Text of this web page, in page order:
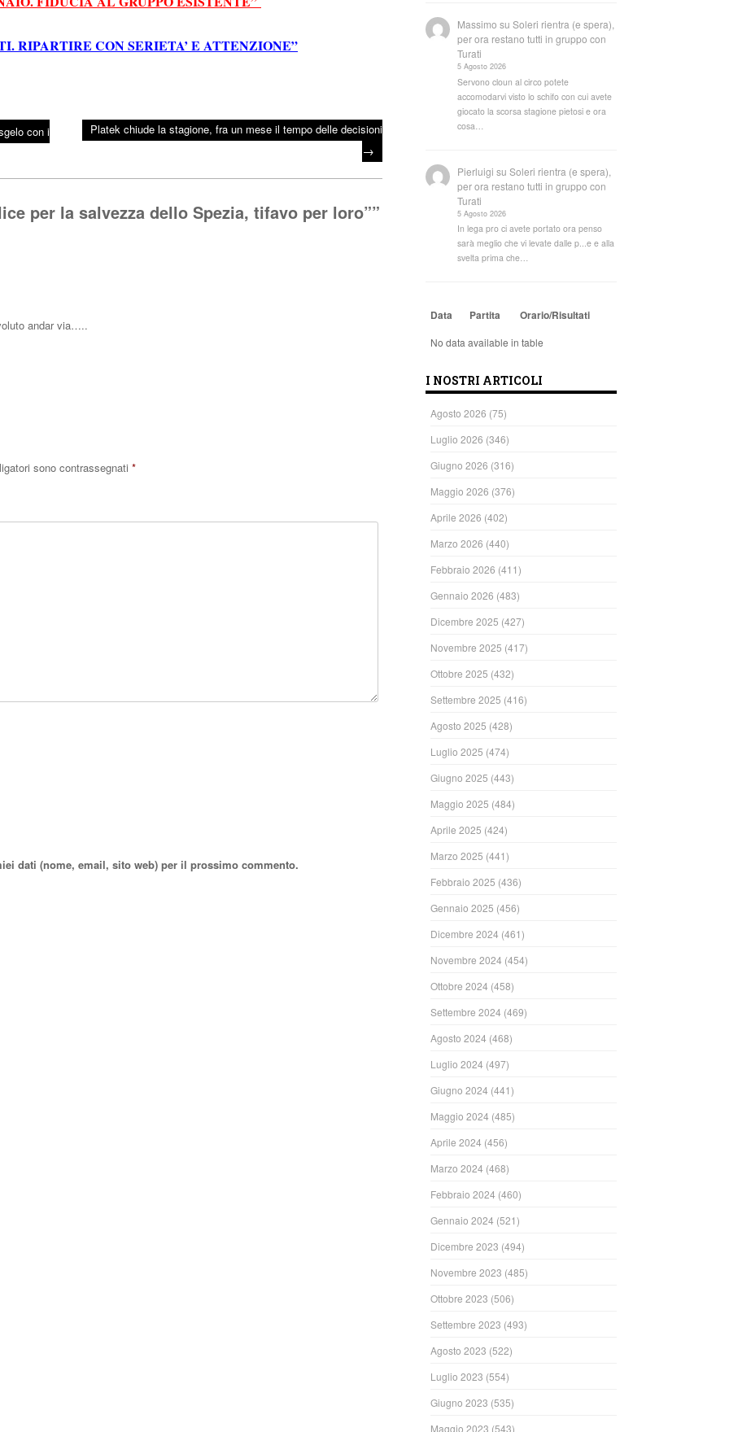
RIPARTIRE CON SERIETA’ E ATTENZIONE”
con i
Platek chiude la stagione, fra un mese il tempo delle decisioni
→
per la salvezza dello Spezia, tifavo per loro””
andar via…..
sono contrassegnati *
dati (nome, email, sito web) per il prossimo commento.
Massimo suSoleri rientra (e spera),
per ora restano tutti in gruppo con
Turati
5 Agosto 2026
Servono cloun al circo potete
accomodarvi visto lo schifo con cui avete
giocato la scorsa stagione pietosi e ora
cosa…
Pierluigi suSoleri rientra (e spera),
per ora restano tutti in gruppo con
Turati
5 Agosto 2026
In lega pro ci avete portato ora penso
sarà meglio che vi levate dalle p...e e alla
svelta prima che…
Data Partita Orario/Risultati
No data available in table
I NOSTRI ARTICOLI
Agosto 2026 (75)
Luglio 2026 (346)
Giugno 2026 (316)
Maggio 2026 (376)
Aprile 2026 (402)
Marzo 2026 (440)
Febbraio 2026 (411)
Gennaio 2026 (483)
Dicembre 2025 (427)
Novembre 2025 (417)
Ottobre 2025 (432)
Settembre 2025 (416)
Agosto 2025 (428)
Luglio 2025 (474)
Giugno 2025 (443)
Maggio 2025 (484)
Aprile 2025 (424)
Marzo 2025 (441)
Febbraio 2025 (436)
Gennaio 2025 (456)
Dicembre 2024 (461)
Novembre 2024 (454)
Ottobre 2024 (458)
Settembre 2024 (469)
Agosto 2024 (468)
Luglio 2024 (497)
Giugno 2024 (441)
Maggio 2024 (485)
Aprile 2024 (456)
Marzo 2024 (468)
Febbraio 2024 (460)
Gennaio 2024 (521)
Dicembre 2023 (494)
Novembre 2023 (485)
Ottobre 2023 (506)
Settembre 2023 (493)
Agosto 2023 (522)
Luglio 2023 (554)
Giugno 2023 (535)
Maggio 2023 (543)